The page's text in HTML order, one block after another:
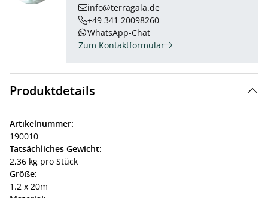
info@terragala.de
+49 341 20098260
WhatsApp-Chat
Zum Kontaktformular
Produktdetails
Artikelnummer:
190010
Tatsächliches Gewicht:
2,36 kg pro Stück
Größe:
1.2 x 20m